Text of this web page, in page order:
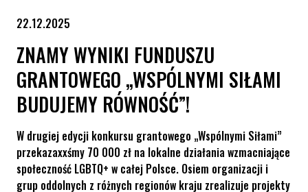
22.12.2025
ZNAMY WYNIKI FUNDUSZU
GRANTOWEGO „WSPÓLNYMI SIŁAMI
BUDUJEMY RÓWNOŚĆ”!
W drugiej edycji konkursu grantowego „Wspólnymi Siłami”
przekazaxxśmy 70 000 zł na lokalne działania wzmacniające
społeczność LGBTQ+ w całej Polsce. Osiem organizacji i
grup oddolnych z różnych regionów kraju zrealizuje projekty